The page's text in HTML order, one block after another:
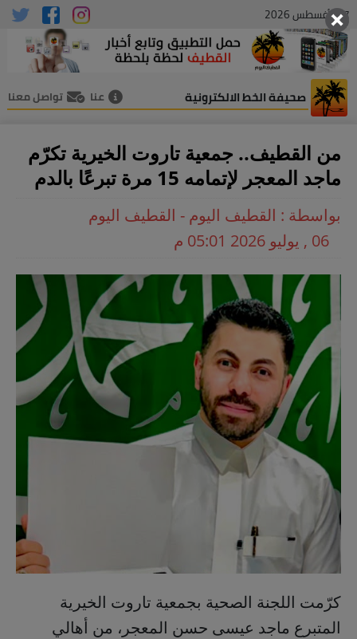
07 , أغسطس 2026
صحيفة الخط الالكترونية عنا تواصل معنا
من القطيف.. جمعية تاروت الخيرية تكرّم
ماجد المعجر لإتمامه 15 مرة تبرعًا بالدم
بواسطة : القطيف اليوم - القطيف اليوم
06 , يوليو 2026 05:01 م
كرّمت اللجنة الصحية بجمعية تاروت الخيرية
المتبرع ماجد عيسى حسن المعجر، من أهالي